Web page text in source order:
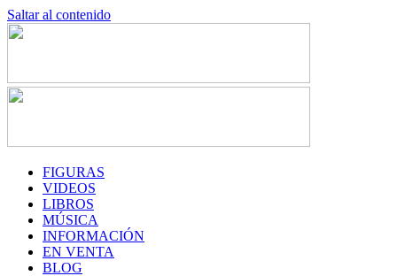
Saltar al contenido
FIGURAS
VIDEOS
LIBROS
MÚSICA
INFORMACIÓN
EN VENTA
BLOG